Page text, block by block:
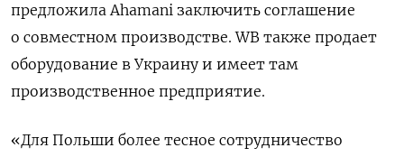
предложила Ahamani заключить соглашение
о совместном производстве. WB также продает
оборудование в Украину и имеет там
производственное предприятие.
«Для Польши более тесное сотрудничество